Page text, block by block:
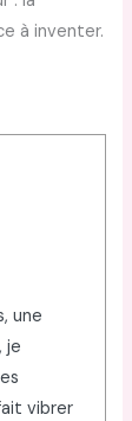
à inventer.
une
je
vibrer